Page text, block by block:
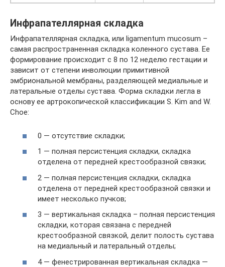
Инфрапателлярная складка
Инфрапателлярная складка, или ligamentum mucosum –
самая распространенная складка коленного сустава. Ее
формирование происходит с 8 по 12 неделю гестации и
зависит от степени инволюции примитивной
эмбриональной мембраны, разделяющей медиальные и
латеральные отделы сустава. Форма складки легла в
основу ее артрокопической классификации S. Kim and W.
Choe:
0 — отсутствие складки;
1 — полная персистенция складки, складка
отделена от передней крестообразной связки;
2 — полная персистенция складки, складка
отделена от передней крестообразной связки и
имеет несколько пучков;
3 — вертикальная складка – полная персистенция
складки, которая связана с передней
крестообразной связкой, делит полость сустава
на медиальный и латеральный отделы;
4 — фенестрированная вертикальная складка —